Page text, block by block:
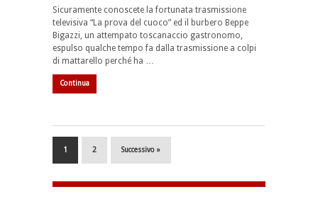
Sicuramente conoscete la fortunata trasmissione
televisiva “La prova del cuoco” ed il burbero Beppe
Bigazzi, un attempato toscanaccio gastronomo,
espulso qualche tempo fa dalla trasmissione a colpi
di mattarello perché ha …
Continua
1 2 Successivo »